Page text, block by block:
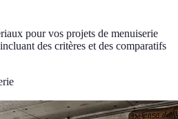
pour vos projets de menuiserie
des critères et des comparatifs